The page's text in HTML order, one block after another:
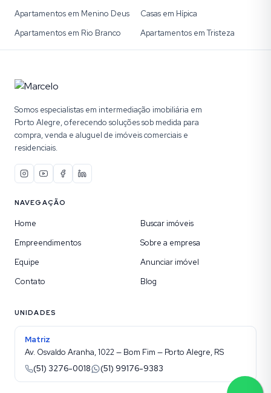
Apartamentos em Menino Deus
Casas em Hípica
Apartamentos em Rio Branco
Apartamentos em Tristeza
Somos especialistas em intermediação imobiliária em
Porto Alegre, oferecendo soluções sob medida para
compra, venda e aluguel de imóveis comerciais e
residenciais.
NAVEGAÇÃO
Home
Buscar imóveis
Empreendimentos
Sobre a empresa
Equipe
Anunciar imóvel
Contato
Blog
UNIDADES
Matriz
Av. Osvaldo Aranha, 1022 — Bom Fim — Porto Alegre, RS
(51) 3276-0018
(51) 99176-9383